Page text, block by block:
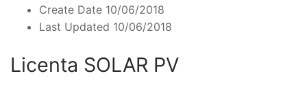
Create Date 10/06/2018
Last Updated 10/06/2018
Licenta SOLAR PV